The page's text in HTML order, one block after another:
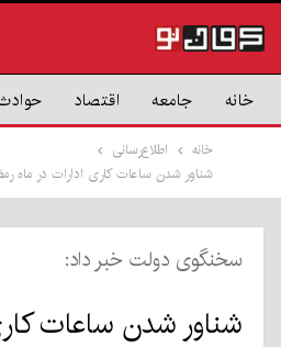
خانه جامعه اقتصاد
خانه
اطلاع‌رسانی
شناور شدن ساعات کاری ادارات در ماه
سخنگوی دولت خبر داد:
شناور شدن ساعات